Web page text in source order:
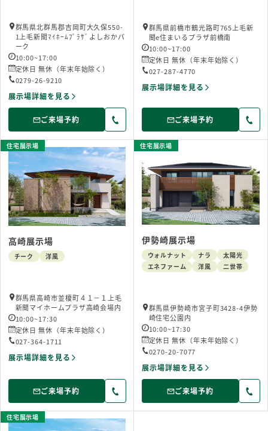
群馬県北群馬郡吉岡町大久保550-
1上毛新聞ﾏｲﾎｰﾑﾌﾟﾗｻﾞよしおかパ
ーク
10:00~17:00
定休日 無休（年末年始除く）
0279-26-9210
展示場詳細を見る
ご来場予約
群馬県前橋市鶴光路町765上毛新
聞e住まいるプラザ前橋南
10:00~17:00
定休日 無休（年末年始除く）
027-287-4770
展示場詳細を見る
ご来場予約
住宅展示場
高崎展示場
チーク 洋風
群馬県高崎市並榎町４１－１上毛
新聞マイホームプラザ高崎会場内
10:00~17:30
定休日 無休（年末年始除く）
027-364-1711
展示場詳細を見る
ご来場予約
住宅展示場
伊勢崎展示場
ウォルナット ナラ
太陽光
エネファーム
洋風 二世帯
群馬県伊勢崎市宮子町3428-4伊勢
崎住宅公園内
10:00~17:30
定休日 無休（年末年始除く）
0270-20-7077
展示場詳細を見る
ご来場予約
住宅展示場